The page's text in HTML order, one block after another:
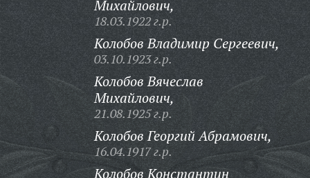
Михайлович,
18.03.1922 г.р.
Колобов Владимир Сергеевич,
03.10.1923 г.р.
Колобов Вячеслав
Михайлович,
21.08.1925 г.р.
Колобов Георгий Абрамович,
16.04.1917 г.р.
Колобов Константин